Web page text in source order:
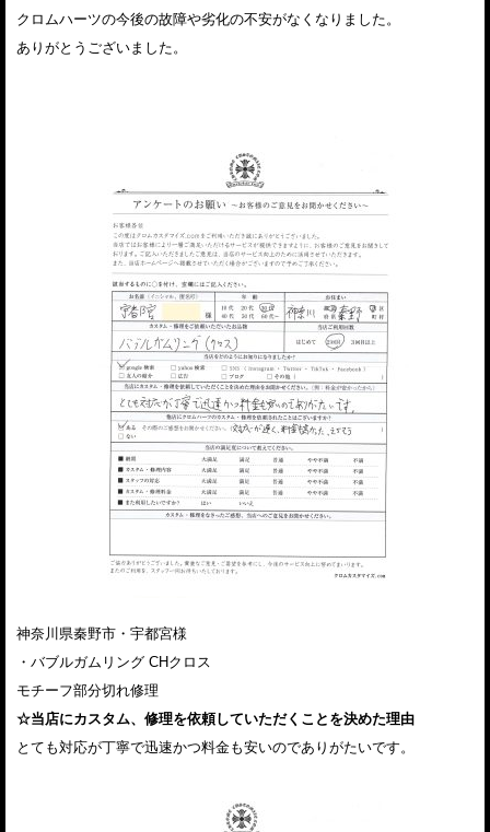
クロムハーツの今後の故障や劣化の不安がなくなりました。
ありがとうございました。
神奈川県秦野市・宇都宮様
・バブルガムリング CHクロス
モチーフ部分切れ修理
☆当店にカスタム、修理を依頼していただくことを決めた理由
とても対応が丁寧で迅速かつ料金も安いのでありがたいです。